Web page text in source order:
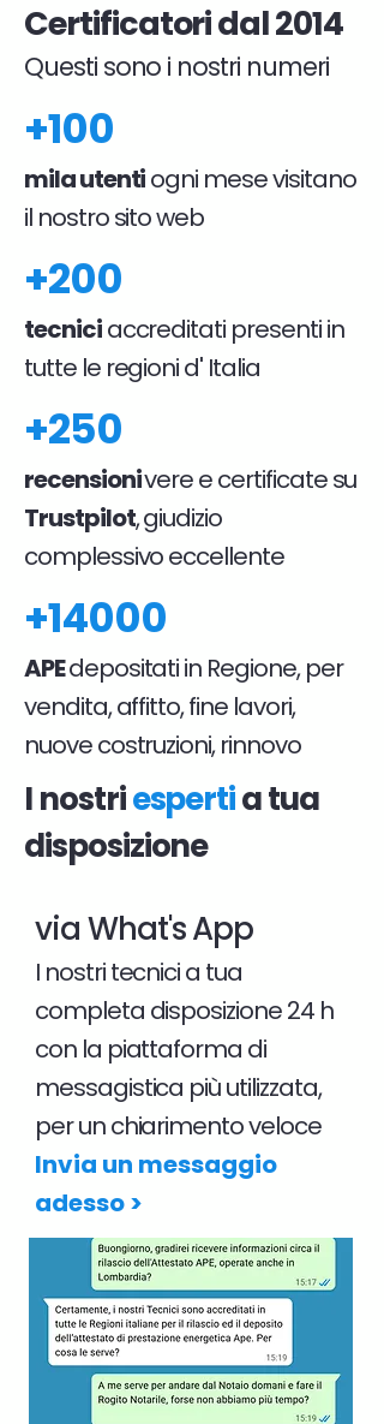
Certificatori dal 2014
Questi sono i nostri numeri
+100
mila utentiogni mese visitano
il nostro sito web
+200
tecniciaccreditati presenti in
tutte le regioni d' Italia
+250
recensionivere e certificate su
Trustpilot, giudizio
complessivo eccellente
+14000
APEdepositati in Regione, per
vendita, affitto, fine lavori,
nuove costruzioni, rinnovo
I nostriespertia tua
disposizione
via What's App
I nostri tecnici a tua
completa disposizione 24 h
con la piattaforma di
messagistica più utilizzata,
per un chiarimento veloce
Invia un messaggio
adesso >